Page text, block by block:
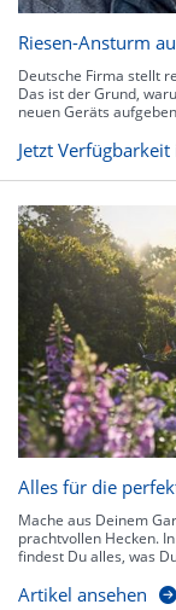
Riesen-Ansturm
Deutsche Firma stellt
Das ist der Grund,
neuen Geräts
Jetzt
Alles für die
Mache aus Deinem
prachtvollen Hecken.
findest Du alles, was
Artikel ansehen